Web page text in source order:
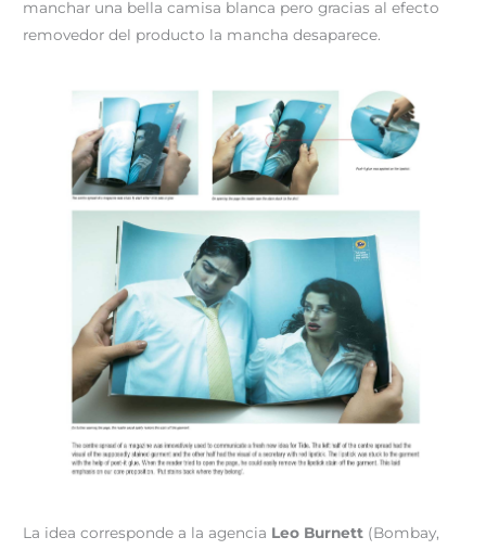
manchar una bella camisa blanca pero gracias al efecto
removedor del producto la mancha desaparece.
La idea corresponde a la agencia Leo Burnett (Bombay,